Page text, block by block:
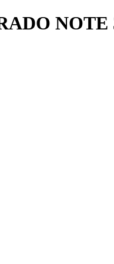
NOTE